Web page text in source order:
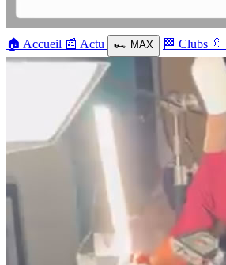
🏠 Accueil 📰 Actu 🏎️ MAX 🏁 Clubs 🔖